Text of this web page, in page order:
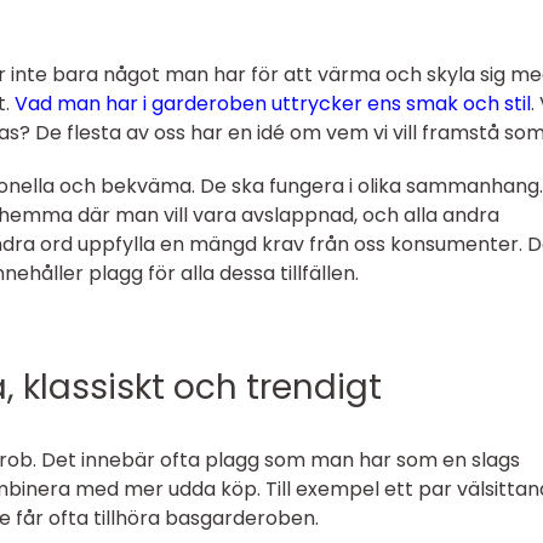
inte bara något man har för att värma och skyla sig
Vad man har i garderoben uttrycker ens smak och stil.
De flesta av oss har en idé om vem vi vill framstå
och bekväma. De ska fungera i olika
där man vill vara avslappnad, och alla andra
ord uppfylla en mängd krav från oss konsumenter.
plagg för alla dessa tillfällen.
klassiskt och trendigt
Det innebär ofta plagg som man har som en slags
med mer udda köp. Till exempel ett par
får ofta tillhöra basgarderoben.